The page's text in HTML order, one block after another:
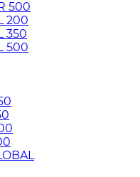
500
200
350
500